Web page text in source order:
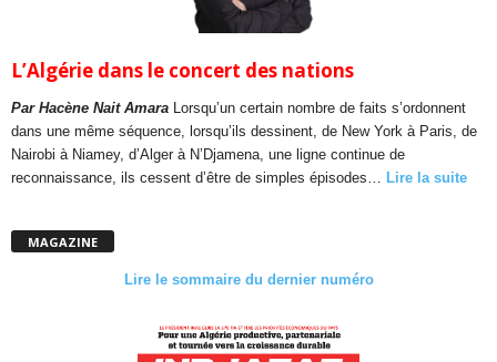
L’Algérie dans le concert des nations
Par Hacène Nait Amara
Lorsqu’un certain nombre de faits s’ordonnent
dans une même séquence, lorsqu’ils dessinent, de New York à Paris, de
Nairobi à Niamey, d’Alger à N’Djamena, une ligne continue de
reconnaissance, ils cessent d’être de simples épisodes…
Lire la suite
MAGAZINE
Lire le sommaire du dernier numéro